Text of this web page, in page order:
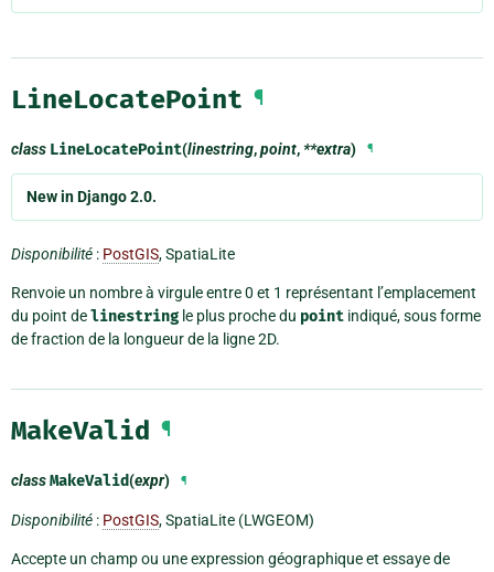
LineLocatePoint ¶
class LineLocatePoint(linestring,point,**extra) ¶
New in Django 2.0.
Disponibilité : PostGIS, SpatiaLite
Renvoie un nombre à virgule entre 0 et 1 représentant l’emplacement
du point delinestring le plus proche du point indiqué, sous forme
de fraction de la longueur de la ligne 2D.
MakeValid ¶
classMakeValid(expr) ¶
Disponibilité : PostGIS, SpatiaLite (LWGEOM)
Accepte un champ ou une expression géographique et essaye de